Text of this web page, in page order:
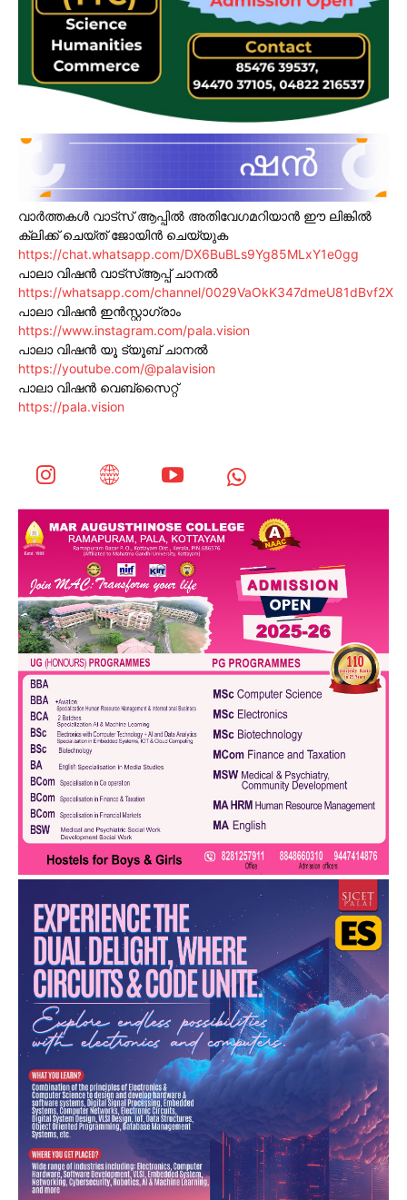
വാർത്തകൾ വാട്സ് ആപ്പിൽ അതിവേഗമറിയാൻ ഈ ലിങ്കിൽ
ക്ലിക്ക് ചെയ്ത് ജോയിൻ ചെയ്യുക
https://chat.whatsapp.com/DX6BuBLs9Yg85MLxY1e0gg
പാലാ വിഷൻ വാട്സ്ആപ്പ് ചാനൽ
https://whatsapp.com/channel/0029VaOkK347dmeU81dBvf2X
പാലാ വിഷൻ ഇൻസ്റ്റാഗ്രാം
https://www.instagram.com/pala.vision
പാലാ വിഷൻ യൂ ട്യൂബ് ചാനൽ
https://youtube.com/@palavision
പാലാ വിഷൻ വെബ്സൈറ്റ്
https://pala.vision